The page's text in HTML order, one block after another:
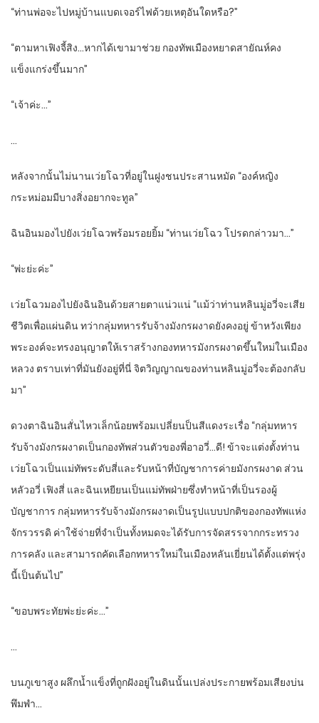
“ท่านพ่อจะไปหมู่บ้านแบดเจอร์ไฟด้วยเหตุอันใดหรือ?”
“ตามหาเฟิงจี้สิง…หากได้เขามาช่วย กองทัพเมืองหยาดสายัณห์คง
แข็งแกร่งขึ้นมาก”
“เจ้าค่ะ…”
…
หลังจากนั้นไม่นานเว่ยโฉวที่อยู่ในฝูงชนประสานหมัด “องค์หญิง
กระหม่อมมีบางสิ่งอยากจะทูล”
ฉินอินมองไปยังเว่ยโฉวพร้อมรอยยิ้ม “ท่านเว่ยโฉว โปรดกล่าวมา…”
“พ่ะย่ะค่ะ”
เว่ยโฉวมองไปยังฉินอินด้วยสายตาแน่วแน่ “แม้ว่าท่านหลินมู่อวี่จะเสีย
ชีวิตเพื่อแผ่นดิน ทว่ากลุ่มทหารรับจ้างมังกรผงาดยังคงอยู่ ข้าหวังเพียง
พระองค์จะทรงอนุญาตให้เราสร้างกองทหารมังกรผงาดขึ้นใหม่ในเมือง
หลวง ตราบเท่าที่มันยังอยู่ที่นี่ จิตวิญญาณของท่านหลินมู่อวี่จะต้องกลับ
มา”
ดวงตาฉินอินสั่นไหวเล็กน้อยพร้อมเปลี่ยนป็นสีแดงระเรื่อ “กลุ่มทหาร
รับจ้างมังกรผงาดเป็นกองทัพส่วนตัวของพี่อาอวี่…ดี! ข้าจะแต่งตั้งท่าน
เว่ยโฉวเป็นแม่ทัพระดับสี่และรับหน้าที่บัญชาการค่ายมังกรผงาด ส่วน
หลัวอวี่ เฟิงสี่ และฉินเหยียนเป็นแม่ทัพฝ่ายซึ่งทำหน้าที่เป็นรองผู้
บัญชาการ กลุ่มทหารรับจ้างมังกรผงาดเป็นรูปแบบปกติของกองทัพแห่ง
จักรวรรดิ ค่าใช้จ่ายที่จำเป็นทั้งหมดจะได้รับการจัดสรรจากกระทรวง
การคลัง และสามารถคัดเลือกทหารใหม่ในเมืองหลันเยี่ยนได้ตั้งแต่พรุ่ง
นี้เป็นต้นไป”
“ขอบพระทัยพ่ะย่ะค่ะ…”
…
บนภูเขาสูง ผลึกน้ำแข็งที่ถูกฝังอยู่ในดินนั้นเปล่งประกายพร้อมเสียงบ่น
พึมพำ…